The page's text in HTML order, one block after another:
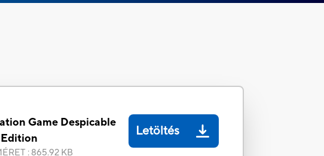
Game Despicable
: 865.92 KB
Letöltés